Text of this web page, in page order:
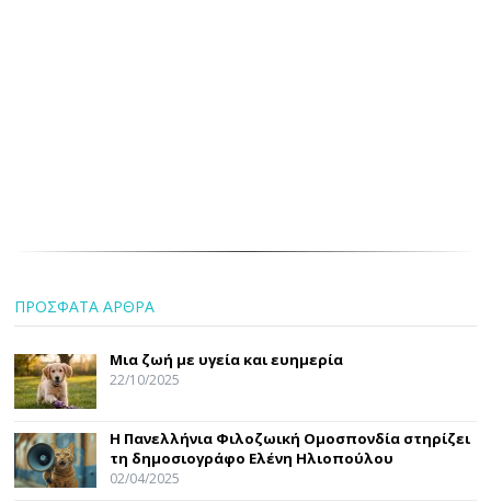
ΠΡΟΣΦΑΤΑ ΑΡΘΡΑ
Μια ζωή με υγεία και ευημερία
22/10/2025
Η Πανελλήνια Φιλοζωική Ομοσπονδία στηρίζει
τη δημοσιογράφο Ελένη Ηλιοπούλου
02/04/2025